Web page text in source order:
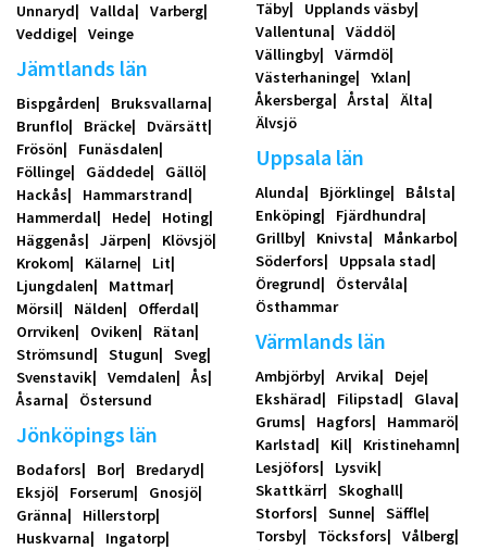
Unnaryd Vallda
Varberg
Veddige
Veinge
Jämtlands län
Bispgården
Bruksvallarna
Brunflo
Bräcke
Dvärsätt
Frösön
Funäsdalen
Föllinge
Gäddede
Gällö
Hackås
Hammarstrand
Hammerdal
Hede
Hoting
Häggenås
Järpen
Klövsjö
Krokom
Kälarne
Lit
Ljungdalen
Mattmar
Mörsil
Nälden
Offerdal
Orrviken
Oviken
Rätan
Strömsund
Stugun
Sveg
Svenstavik
Vemdalen
Ås
Åsarna
Östersund
Jönköpings län
Bodafors Bor
Bredaryd
Eksjö
Forserum
Gnosjö
Gränna
Hillerstorp
Huskvarna
Ingatorp
Täby
Upplands väsby
Vallentuna
Väddö
Vällingby
Värmdö
Västerhaninge
Yxlan
Åkersberga
Årsta
Älta
Älvsjö
Uppsala län
Alunda Björklinge
Bålsta
Enköping
Fjärdhundra
Grillby
Knivsta
Månkarbo
Söderfors
Uppsala stad
Öregrund
Östervåla
Östhammar
Värmlands län
Ambjörby Arvika
Deje
Ekshärad
Filipstad
Glava
Grums
Hagfors
Hammarö
Karlstad
Kil
Kristinehamn
Lesjöfors
Lysvik
Skattkärr
Skoghall
Storfors
Sunne
Säffle
Torsby
Töcksfors
Vålberg